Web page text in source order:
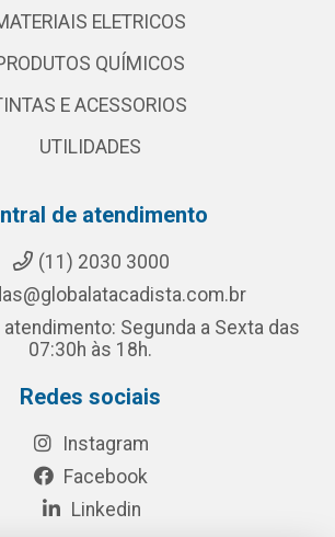
ELETRICOS
QUÍMICOS
E ACESSORIOS
UTILIDADES
de atendimento
(11) 2030 3000
atendimento: Segunda a Sexta das
07:30h às 18h.
Redes sociais
Instagram
Facebook
Linkedin